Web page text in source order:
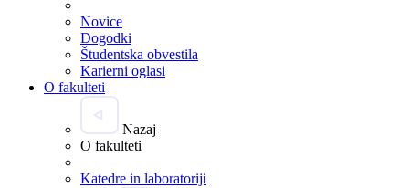
Novice
Dogodki
Študentska obvestila
Karierni oglasi
O fakulteti
Nazaj
O fakulteti
Katedre in laboratoriji